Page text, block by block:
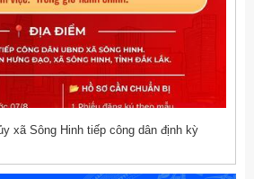
xã Sông Hinh tiếp công dân định kỳ